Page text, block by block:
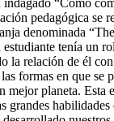
pedagógica se
denominada
estudiante tenía un
la relación de él
formas en que se
mejor planeta. Esta
grandes